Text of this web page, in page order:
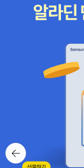
뒤로가
기